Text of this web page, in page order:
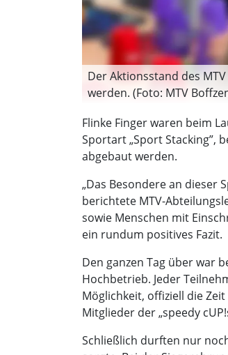
Der Aktionsstand des
werden. (Foto: MTV
Flinke Finger waren beim
Sportart „Sport Stacking”,
abgebaut werden.
„Das Besondere an dieser
berichtete MTV-
sowie Menschen mit
ein rundum positives Fazit.
Den ganzen Tag über war
Hochbetrieb. Jeder
Möglichkeit, offiziell die
Mitglieder der „speedy
Schließlich durften nur